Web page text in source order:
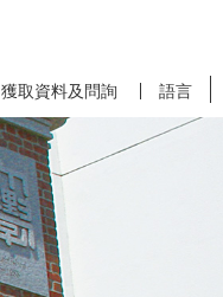
獲取資料及問詢 語言